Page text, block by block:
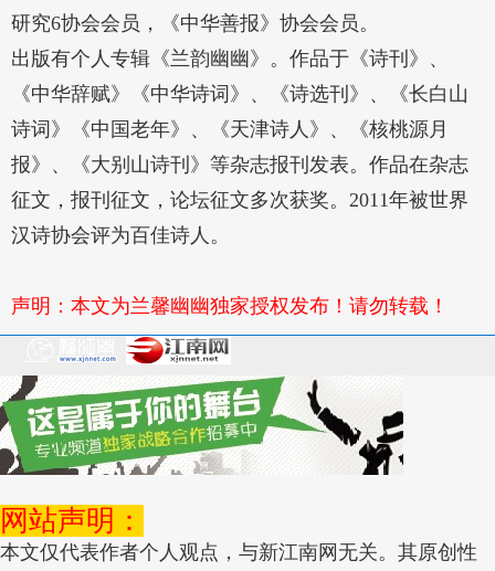
研究6协会会员，《中华善报》协会会员。
出版有个人专辑《兰韵幽幽》。作品于《诗刊》、
《中华辞赋》《中华诗词》、《诗选刊》、《长白山
诗词》《中国老年》、《天津诗人》、《核桃源月
报》、《大别山诗刊》等杂志报刊发表。作品在杂志
征文，报刊征文，论坛征文多次获奖。2011年被世界
汉诗协会评为百佳诗人。
声明：本文为兰馨幽幽独家授权发布！请勿转载！
网站声明：
本文仅代表作者个人观点，与新江南网无关。其原创性